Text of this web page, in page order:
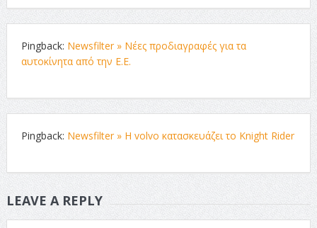
Pingback: Newsfilter » Νέες προδιαγραφές για τα
αυτοκίνητα από την Ε.Ε.
Pingback: Newsfilter » H volvo κατασκευάζει το Knight Rider
LEAVE A REPLY